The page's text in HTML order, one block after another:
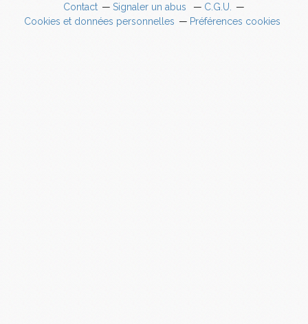
Contact
Signaler un abus
C.G.U.
Cookies et données personnelles
Préférences cookies